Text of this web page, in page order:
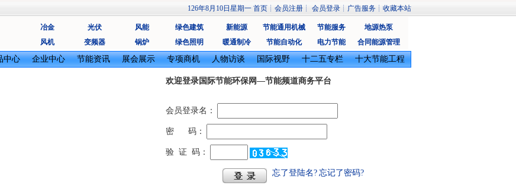
126年8月10日星期一 首页 ┊ 会员注册 ┊ 会员登录 ┊ 广告服务 ┊ 收藏本站
冶金 光伏 风能 绿色建筑 新能源 节能通用机械 节能服务
地源热泵
风机
变频器 锅炉 绿色照明 暖通制冷 节能自动化 电力节能 合同能源管理
中心 企业中心 节能资讯 展会展示 专项商机 人物访谈 国际视野 十二五专栏 十大节能工程
欢迎登录国际节能环保网—节能频道商务平台
会员登录名：
密 码：
验 证 码：
忘了登陆名? 忘记了密码?